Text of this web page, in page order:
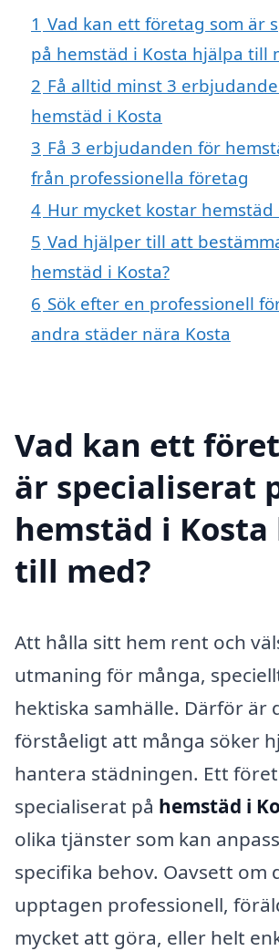
1 Vad kan ett företag som är
på hemstäd i Kosta hjälpa till
2 Få alltid minst 3
hemstäd i Kosta
3 Få 3 erbjudanden för
från professionella företag
4 Hur mycket kostar hemstäd
5 Vad hjälper till att
hemstäd i Kosta?
6 Sök efter en professionell
andra städer nära Kosta
Vad kan ett
är specialiserat
hemstäd i
till med?
Att hålla sitt hem rent och
utmaning för många,
hektiska samhälle. Därför är
förståeligt att många söker
hantera städningen. Ett
specialiserat på hemstäd i
olika tjänster som kan
specifika behov. Oavsett om
upptagen professionell,
mycket att göra, eller helt